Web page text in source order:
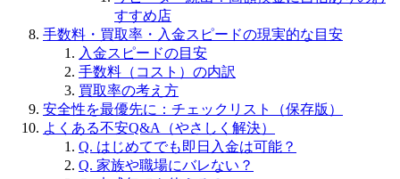
すすめ店
手数料・買取率・入金スピードの現実的な目安
入金スピードの目安
手数料（コスト）の内訳
買取率の考え方
安全性を最優先に：チェックリスト（保存版）
よくある不安Q&A（やさしく解決）
Q. はじめてでも即日入金は可能？
Q. 家族や職場にバレない？